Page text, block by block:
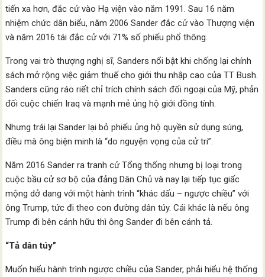
tiến xa hơn, đắc cử vào Hạ viện vào năm 1991. Sau 16 năm
nhiệm chức dân biểu, năm 2006 Sander đắc cử vào Thượng viện
và năm 2016 tái đắc cử với 71% số phiếu phổ thông.
Trong vai trò thượng nghị sĩ, Sanders nổi bật khi chống lại chính
sách mở rộng việc giảm thuế cho giới thu nhập cao của TT Bush.
Sanders cũng ráo riết chỉ trích chính sách đối ngoại của Mỹ, phản
đối cuộc chiến Iraq và mạnh mẻ ủng hộ giới đồng tính.
Nhưng trái lại Sander lại bỏ phiếu ủng hộ quyền sử dụng súng,
điều mà ông biện minh là “do nguyện vọng của cử tri”.
Năm 2016 Sander ra tranh cử Tổng thống nhưng bị loại trong
cuộc bầu cử sơ bộ của đảng Dân Chủ và nay lại tiếp tục giấc
mộng dở dang với một hành trình “khác dấu – ngược chiều” với
ông Trump, tức đi theo con đường dân túy. Cái khác là nếu ông
Trump đi bên cánh hữu thì ông Sander đi bên cánh tả.
“Tả dân túy”
Muốn hiểu hành trình ngược chiều của Sander, phải hiểu hệ thống